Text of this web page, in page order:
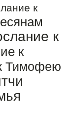
к
к
к
Тимофею